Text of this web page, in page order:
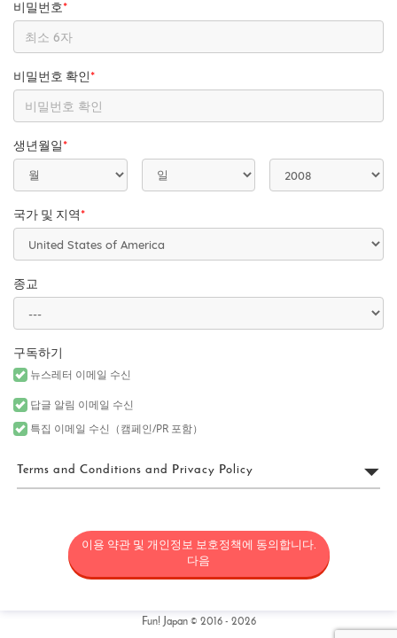
비밀번호*
비밀번호 확인 *
생년월일 *
국가 및 지역 *
종교
구독하기
뉴스레터 이메일 수신
답글 알림 이메일 수신
특집 이메일 수신（캠페인/PR 포함）
Terms and Conditions and Privacy Policy
“FUN! JAPAN”은 Fun! Japan 웹사이트(웹 도메인 fun-japan.jp/intl을
포함하되 이에 국한되지 않으며, 추후 어떤 이유로든 개정 또는 변경
될 수 있음)(“사이트”)의 운영을 포함한 서비스를 제공하는 프로젝트
를 통칭하며, 일본의 상품과 서비스를 소비자에게 소개함으로써 일
이용 약관 및 개인정보 보호정책에 동의합니다.
다음
Fun! Japan © 2016 - 2026